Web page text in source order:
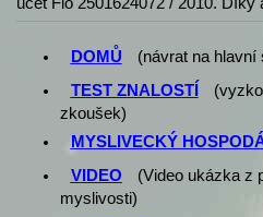
účet Fio 2501624072 / 2010. Díky
DOMŮ
(návrat na hlavní
TEST ZNALOSTÍ
zkoušek)
MYSLIVECKÝ
VIDEO
(Video ukázka z
myslivosti)